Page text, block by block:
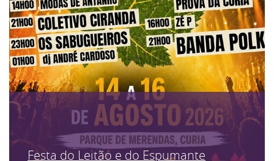
Festa do Leitão e do Espumante